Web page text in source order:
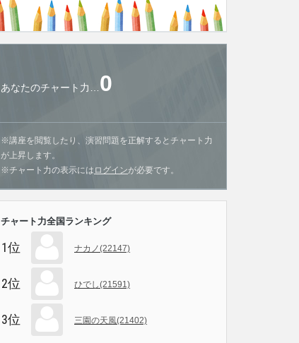
あなたのチャート力… 0
※講座を閲覧したり、演習問題を正解するとチャート力
が上昇します。
※チャート力の表示には ログインが必要です。
チャート力全国ランキング
1位 ナカノ(22147)
2位 ひでし(21591)
3位 三園の天風(21402)